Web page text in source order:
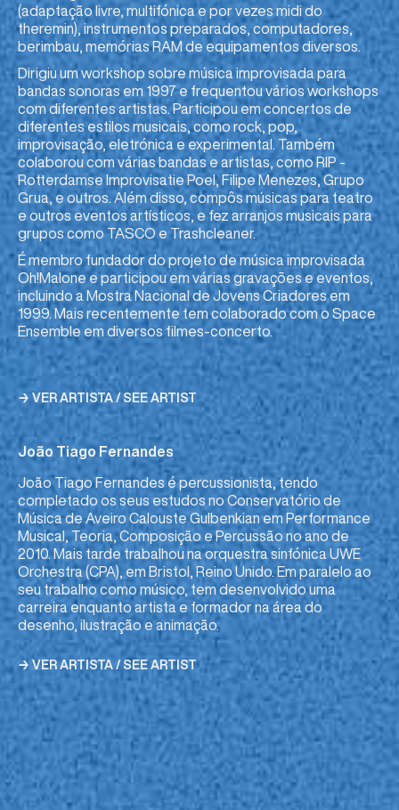
(adaptação livre, multifónica e por vezes midi do
theremin), instrumentos preparados, computadores,
berimbau, memórias RAM de equipamentos diversos.
Dirigiu um workshop sobre música improvisada para
bandas sonoras em 1997 e frequentou vários workshops
com diferentes artistas. Participou em concertos de
diferentes estilos musicais, como rock, pop,
improvisação, eletrónica e experimental. Também
colaborou com várias bandas e artistas, como RIP -
Rotterdamse Improvisatie Poel, Filipe Menezes, Grupo
Grua, e outros. Além disso, compôs músicas para teatro
e outros eventos artísticos, e fez arranjos musicais para
grupos como TASCO e Trashcleaner.
É membro fundador do projeto de música improvisada
Oh!Malone e participou em várias gravações e eventos,
incluindo a Mostra Nacional de Jovens Criadores em
1999. Mais recentemente tem colaborado com o Space
Ensemble em diversos filmes-concerto.
→ VER ARTISTA / SEE ARTIST
João Tiago Fernandes
João Tiago Fernandes é percussionista, tendo
completado os seus estudos no Conservatório de
Música de Aveiro Calouste Gulbenkian em Performance
Musical, Teoria, Composição e Percussão no ano de
2010. Mais tarde trabalhou na orquestra sinfónica UWE
Orchestra (CPA), em Bristol, Reino Unido. Em paralelo ao
seu trabalho como músico, tem desenvolvido uma
carreira enquanto artista e formador na área do
desenho, ilustração e animação.
→ VER ARTISTA / SEE ARTIST